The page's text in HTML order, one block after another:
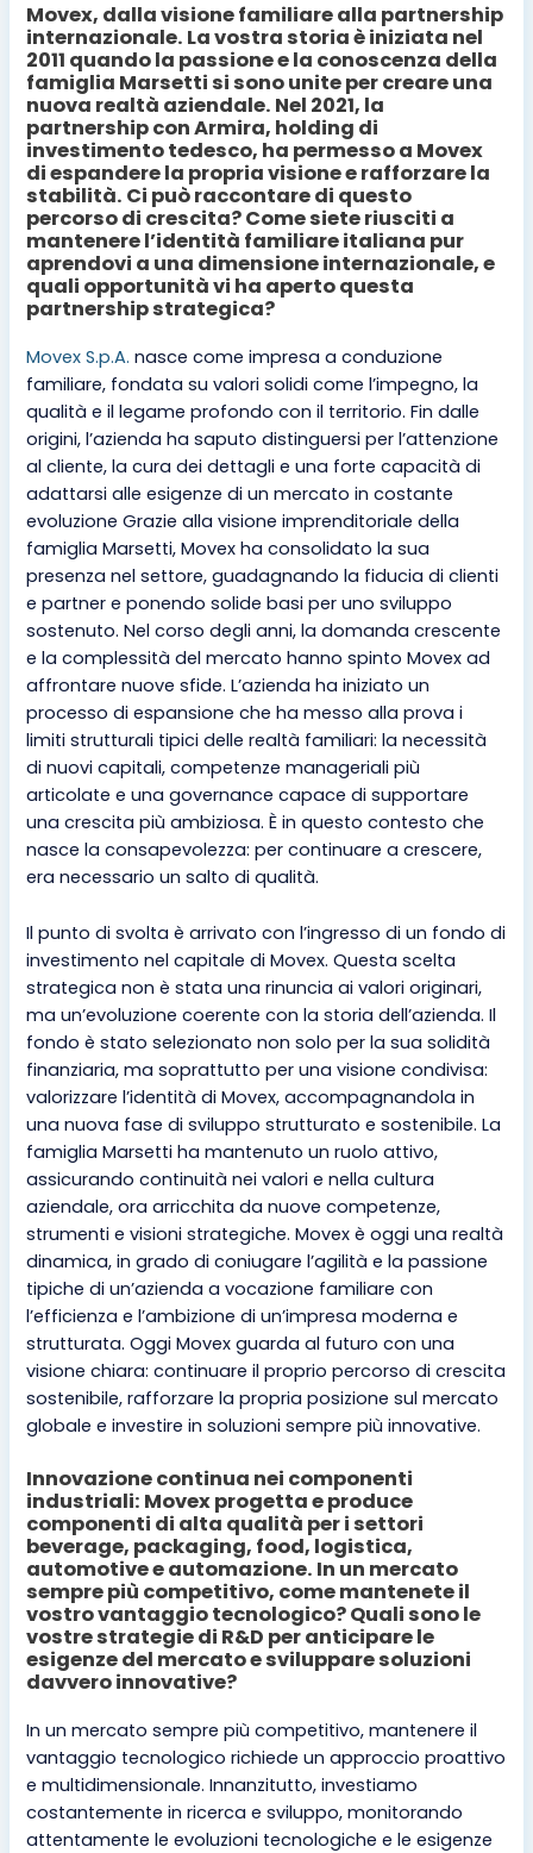
Movex, dalla visione familiare alla partnership
internazionale. La vostra storia è iniziata nel
2011 quando la passione e la conoscenza della
famiglia Marsetti si sono unite per creare una
nuova realtà aziendale. Nel 2021, la
partnership con Armira, holding di
investimento tedesco, ha permesso a Movex
di espandere la propria visione e rafforzare la
stabilità. Ci può raccontare di questo
percorso di crescita? Come siete riusciti a
mantenere l’identità familiare italiana pur
aprendovi a una dimensione internazionale, e
quali opportunità vi ha aperto questa
partnership strategica?
Movex S.p.A. nasce come impresa a conduzione
familiare, fondata su valori solidi come l’impegno, la
qualità e il legame profondo con il territorio. Fin dalle
origini, l’azienda ha saputo distinguersi per l’attenzione
al cliente, la cura dei dettagli e una forte capacità di
adattarsi alle esigenze di un mercato in costante
evoluzione Grazie alla visione imprenditoriale della
famiglia Marsetti, Movex ha consolidato la sua
presenza nel settore, guadagnando la fiducia di clienti
e partner e ponendo solide basi per uno sviluppo
sostenuto. Nel corso degli anni, la domanda crescente
e la complessità del mercato hanno spinto Movex ad
affrontare nuove sfide. L’azienda ha iniziato un
processo di espansione che ha messo alla prova i
limiti strutturali tipici delle realtà familiari: la necessità
di nuovi capitali, competenze manageriali più
articolate e una governance capace di supportare
una crescita più ambiziosa. È in questo contesto che
nasce la consapevolezza: per continuare a crescere,
era necessario un salto di qualità.
Il punto di svolta è arrivato con l’ingresso di un fondo di
investimento nel capitale di Movex. Questa scelta
strategica non è stata una rinuncia ai valori originari,
ma un’evoluzione coerente con la storia dell’azienda. Il
fondo è stato selezionato non solo per la sua solidità
finanziaria, ma soprattutto per una visione condivisa:
valorizzare l’identità di Movex, accompagnandola in
una nuova fase di sviluppo strutturato e sostenibile. La
famiglia Marsetti ha mantenuto un ruolo attivo,
assicurando continuità nei valori e nella cultura
aziendale, ora arricchita da nuove competenze,
strumenti e visioni strategiche. Movex è oggi una realtà
dinamica, in grado di coniugare l’agilità e la passione
tipiche di un’azienda a vocazione familiare con
l’efficienza e l’ambizione di un’impresa moderna e
strutturata. Oggi Movex guarda al futuro con una
visione chiara: continuare il proprio percorso di crescita
sostenibile, rafforzare la propria posizione sul mercato
globale e investire in soluzioni sempre più innovative.
Innovazione continua nei componenti
industriali: Movex progetta e produce
componenti di alta qualità per i settori
beverage, packaging, food, logistica,
automotive e automazione. In un mercato
sempre più competitivo, come mantenete il
vostro vantaggio tecnologico? Quali sono le
vostre strategie di R&D per anticipare le
esigenze del mercato e sviluppare soluzioni
davvero innovative?
In un mercato sempre più competitivo, mantenere il
vantaggio tecnologico richiede un approccio proattivo
e multidimensionale. Innanzitutto, investiamo
costantemente in ricerca e sviluppo, monitorando
attentamente le evoluzioni tecnologiche e le esigenze